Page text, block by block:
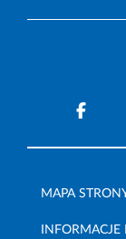
MAPA